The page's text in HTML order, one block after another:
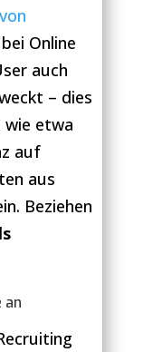
Online
auch
– dies
wie etwa
auf
aus
Beziehen
an